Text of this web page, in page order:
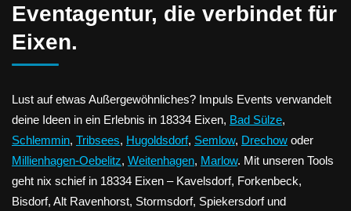
Eventagentur, die verbindet für
Eixen.
Lust auf etwas Außergewöhnliches? Impuls Events verwandelt
deine Ideen in ein Erlebnis in 18334 Eixen, Bad Sülze,
Schlemmin, Tribsees, Hugoldsdorf, Semlow, Drechow oder
Millienhagen-Oebelitz, Weitenhagen, Marlow. Mit unseren Tools
geht nix schief in 18334 Eixen – Kavelsdorf, Forkenbeck,
Bisdorf, Alt Ravenhorst, Stormsdorf, Spiekersdorf und